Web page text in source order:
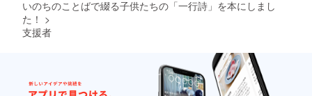
いのちのことばで綴る子供たちの「一行詩」を本にしまし
た！ >
支援者